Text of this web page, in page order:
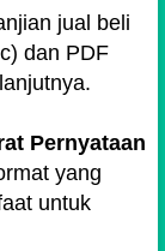
jual beli
dan PDF
Pernyataan
yang
untuk